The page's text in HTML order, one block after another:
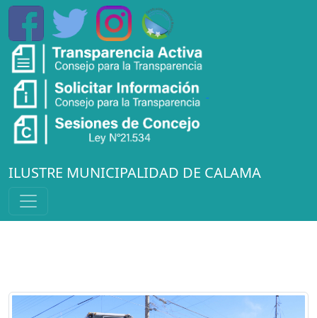
ILUSTRE MUNICIPALIDAD DE CALAMA